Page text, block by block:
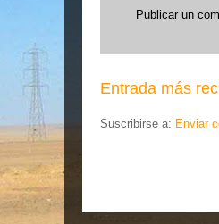
Publicar un
Entrada más
Suscribirse a: Enviar